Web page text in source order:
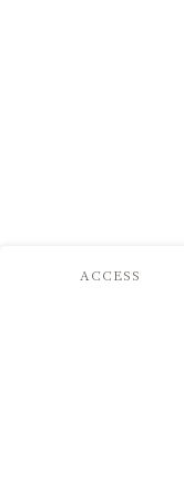
ACCESS